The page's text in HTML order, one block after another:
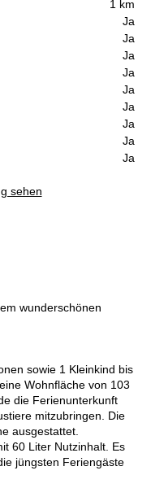
1 km
Ja
Ja
Ja
Ja
Ja
Ja
Ja
Ja
Ja
sehen
wunderschönen
sowie 1 Kleinkind bis
Wohnfläche von 103
die Ferienunterkunft
mitzubringen. Die
ausgestattet.
60 Liter Nutzinhalt. Es
jüngsten Feriengäste